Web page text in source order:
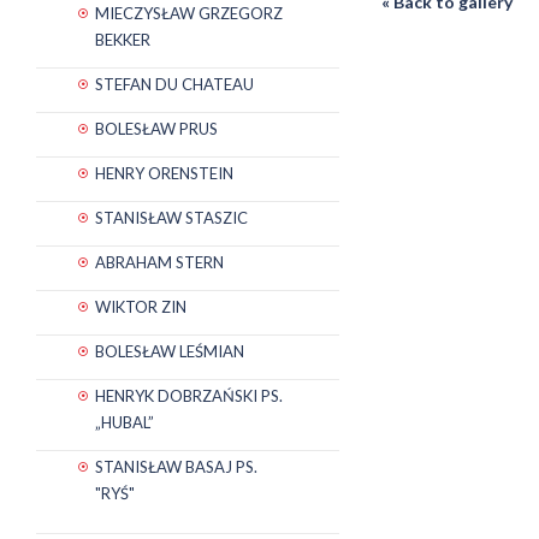
MIECZYSŁAW GRZEGORZ
BEKKER
STEFAN DU CHATEAU
BOLESŁAW PRUS
HENRY ORENSTEIN
STANISŁAW STASZIC
ABRAHAM STERN
WIKTOR ZIN
BOLESŁAW LEŚMIAN
HENRYK DOBRZAŃSKI PS.
„HUBAL”
STANISŁAW BASAJ PS.
"RYŚ"